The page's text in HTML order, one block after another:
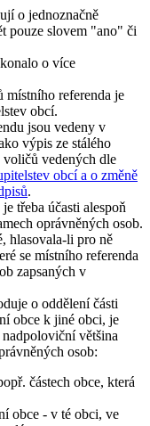
o jednoznačně
pouze slovem "ano" či
o více
místního referenda je
obcí.
jsou vedeny v
výpis ze stálého
voličů vedených dle
obcí a o změně
.
třeba účasti alespoň
oprávněných osob.
hlasovala-li pro ně
se místního referenda
zapsaných v
o oddělení části
obce k jiné obci, je
většina
osob:
částech obce, která
obce - v té obci, ve